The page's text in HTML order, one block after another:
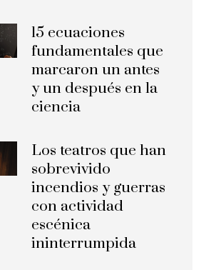
15 ecuaciones
fundamentales que
marcaron un antes
y un después en la
ciencia
Los teatros que han
sobrevivido
incendios y guerras
con actividad
escénica
ininterrumpida